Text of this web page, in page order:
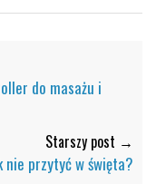
do masażu i
Starszy post →
nie przytyć w święta?